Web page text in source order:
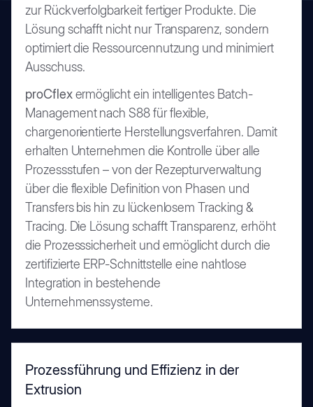
zur Rückverfolgbarkeit fertiger Produkte. Die
Lösung schafft nicht nur Transparenz, sondern
optimiert die Ressourcennutzung und minimiert
Ausschuss.
proCflexermöglicht ein intelligentes Batch-
Management nach S88 für flexible,
chargenorientierte Herstellungsverfahren. Damit
erhalten Unternehmen die Kontrolle über alle
Prozessstufen – von der Rezepturverwaltung
über die flexible Definition von Phasen und
Transfers bis hin zu lückenlosem Tracking &
Tracing. Die Lösung schafft Transparenz, erhöht
die Prozesssicherheit und ermöglicht durch die
zertifizierte ERP-Schnittstelle eine nahtlose
Integration in bestehende
Unternehmenssysteme.
Prozessführung und Effizienz in der
Extrusion